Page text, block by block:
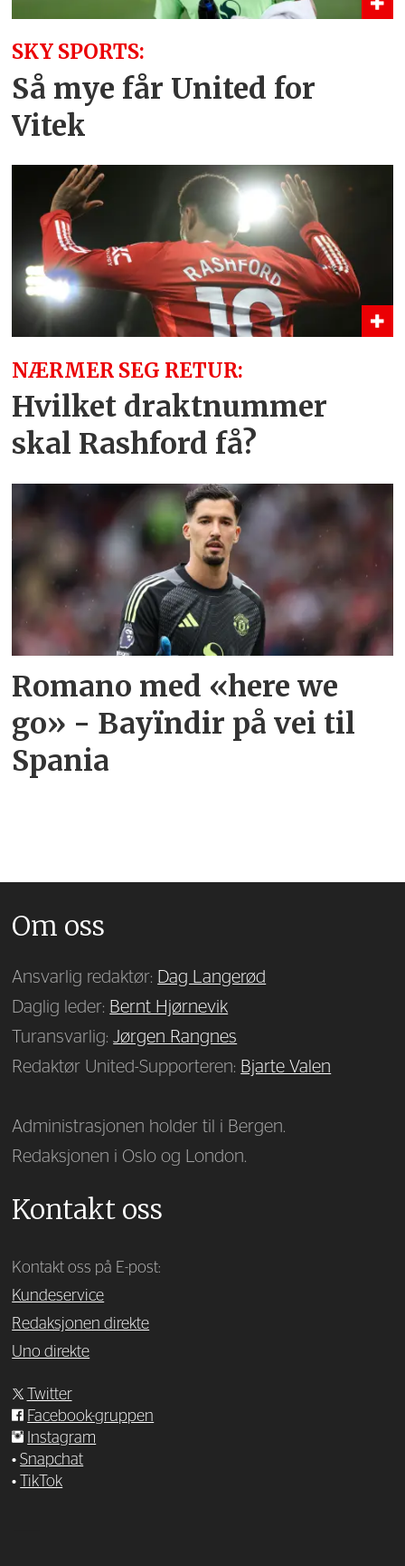
SKY SPORTS:
Så mye får United for
Vitek
NÆRMER SEG RETUR:
Hvilket draktnummer
skal Rashford få?
Romano med «here we
go» - Bayïndir på vei til
Spania
Om oss
Ansvarlig redaktør: Dag Langerød
Daglig leder: Bernt Hjørnevik
Turansvarlig:Jørgen Rangnes
Redaktør United-Supporteren: Bjarte Valen
Administrasjonen holder til i Bergen.
Redaksjonen i Oslo og London.
Kontakt oss
Kontakt oss på E-post:
Kundeservice
Redaksjonen direkte
Uno direkte
Twitter
Facebook-gruppen
Instagram
•Snapchat
•
TikTok